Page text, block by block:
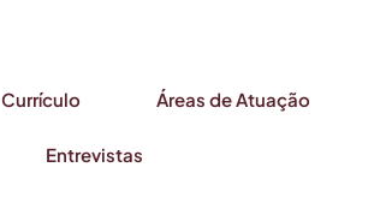
Currículo Áreas de Atuação
Entrevistas